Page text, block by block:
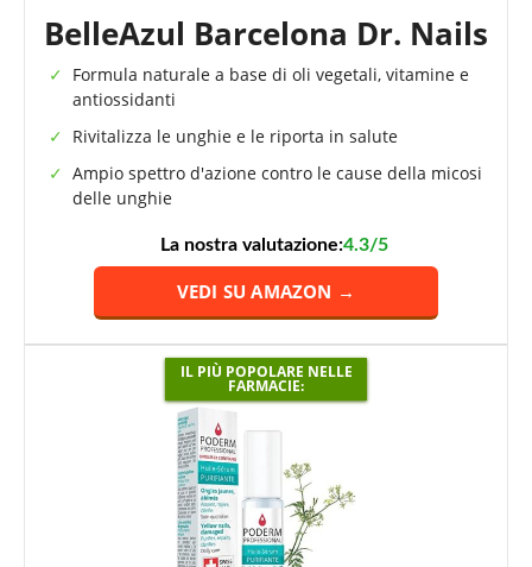
BelleAzul Barcelona Dr. Nails
Formula naturale a base di oli vegetali, vitamine e
antiossidanti
Rivitalizza le unghie e le riporta in salute
Ampio spettro d'azione contro le cause della micosi
delle unghie
La nostra valutazione:4.3/5
VEDI SU AMAZON →
IL PIÙ POPOLARE NELLE
FARMACIE: